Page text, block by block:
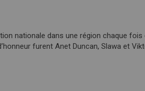
nationale dans une région chaque
furent Anet Duncan, Slawa et